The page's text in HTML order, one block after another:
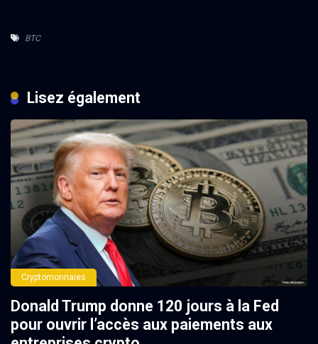
BTC
Lisez également
Cryptomonnaies
Donald Trump donne 120 jours à la Fed
pour ouvrir l’accès aux paiements aux